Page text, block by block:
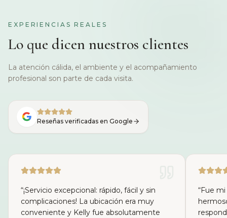
EXPERIENCIAS REALES
Lo que dicen nuestros clientes
La atención cálida, el ambiente y el acompañamiento
profesional son parte de cada visita.
Reseñas verificadas en Google
“¡Servicio excepcional: rápido, fácil y sin
complicaciones! La ubicación era muy
conveniente y Kelly fue absolutamente
“Fue